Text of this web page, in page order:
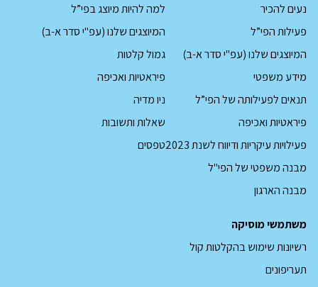
נעים להכיר
פעילות הפי”ל
המיוצגים שלנו (עפ"י סדר א-ב)
מידע משפטי
תנאים לפעילותה של הפי”ל
פיראטיות ואכיפה
פעילויות עיקריות ודיווח לשנת 2023
קובץ
מבנה משפטי של הפי"ל
מבנה הארגון
למה להיות מיוצג בפי”ל
המיוצגים שלנו (עפ"י סדר א-ב)
גמול קלטות
פיראטיות ואכיפה
ניו מדיה
שאלות ותשובות
טפסים
משתמשי מוסיקה
רשיונות שימוש בהקלטות קול
תעריפונים